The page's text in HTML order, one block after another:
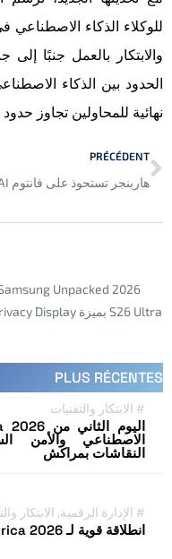
للوكلاء الذكاء الاصطناعي
والابتكار بالعمل جنبًا
الحدود بين الذكاء
نهائية للمحاولين تجاوز
PRÉCÉDENT
هاربنجر تستحوذ على فانتوم AI لتعزيز الابتكار في النقل الذكي
PLUS RÉCENTES
# الابتكار والتقنيات
الاصطناعي والأمن
النقاشات بمراكش
# الإدارة الرقمية, الابتكار
انطلاقة قوية لـ GITEX Africa 2026 في مراكش